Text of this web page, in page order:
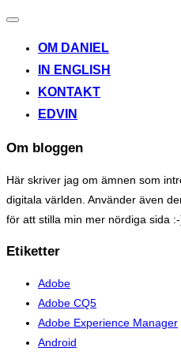
Toggle
OM DANIEL
IN ENGLISH
KONTAKT
EDVIN
Om bloggen
Här skriver jag om ämnen som
digitala världen. Använder även
för att stilla min mer nördiga sida
Etiketter
Adobe
Adobe CQ5
Adobe Experience Manager
Android